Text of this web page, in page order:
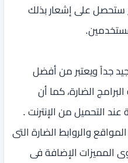
على إشعار بذلك
جداً ويعتبر من أفضل
الضارة، كما أن
عند التحميل من الإنترنت .
والروابط الضارة التى
المميزات الإضافة فى